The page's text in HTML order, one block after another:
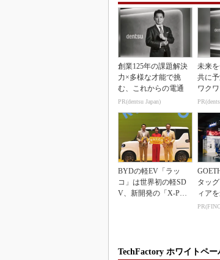
創業125年の課題解決
力×多様な才能で挑
む、これからの電通
PR(dentsu Japan)
未来
共に
ワク
BYDの軽EV「ラッ
コ」は世界初の軽SD
V、新開発の「X-PAC
タッ
ィア
TechFactory ホワイトペ